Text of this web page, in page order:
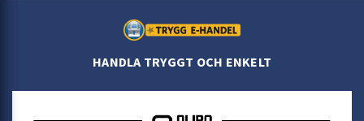
HANDLA TRYGGT OCH ENKELT